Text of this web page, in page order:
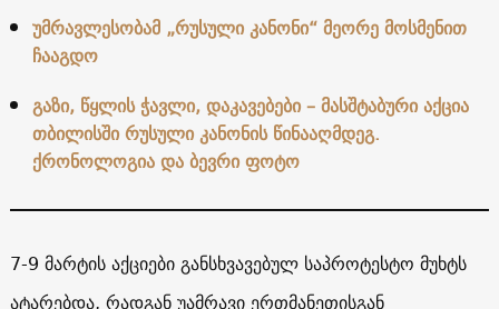
უმრავლესობამ „რუსული კანონი“ მეორე მოსმენით
ჩააგდო
გაზი, წყლის ჭავლი, დაკავებები – მასშტაბური აქცია
თბილისში რუსული კანონის წინააღმდეგ.
ქრონოლოგია და ბევრი ფოტო
7-9 მარტის აქციები განსხვავებულ საპროტესტო მუხტს
ატარებდა, რადგან უამრავი ერთმანეთისგან